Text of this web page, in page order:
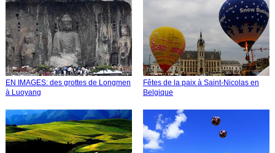
EN IMAGES: des grottes de Longmen
à Luoyang
Fêtes de la paix à Saint-Nicolas en
Belgique